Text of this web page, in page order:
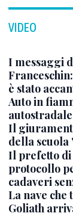
VIDEO
I messaggi
è stato
Auto in
Il
della scuola
Il prefetto di
protocollo
cadaveri
La nave
Goliath